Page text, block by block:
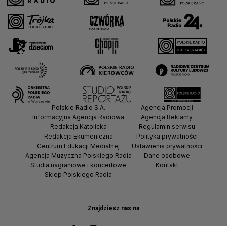
Znajdziesz nas na
Polskie Radio S.A.
Informacyjna Agencja Radiowa
Redakcja Katolicka
Redakcja Ekumeniczna
Centrum Edukacji Medialnej
Agencja Muzyczna Polskiego Radia
Studia nagraniowe i koncertowe
Sklep Polskiego Radia
Agencja Promocji
Agencja Reklamy
Regulamin serwisu
Polityka prywatności
Ustawienia prywatności
Dane osobowe
Kontakt